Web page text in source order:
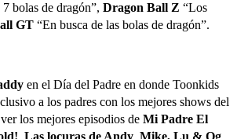
bolas de dragón”, Dragon Ball Z “Los
GT “En busca de las bolas de dragón”.
en el Día del Padre en donde Toonkids
a los padres con los mejores shows del
los mejores episodios de Mi Padre El
, Las locuras de Andy, Mike, Lu & Og,